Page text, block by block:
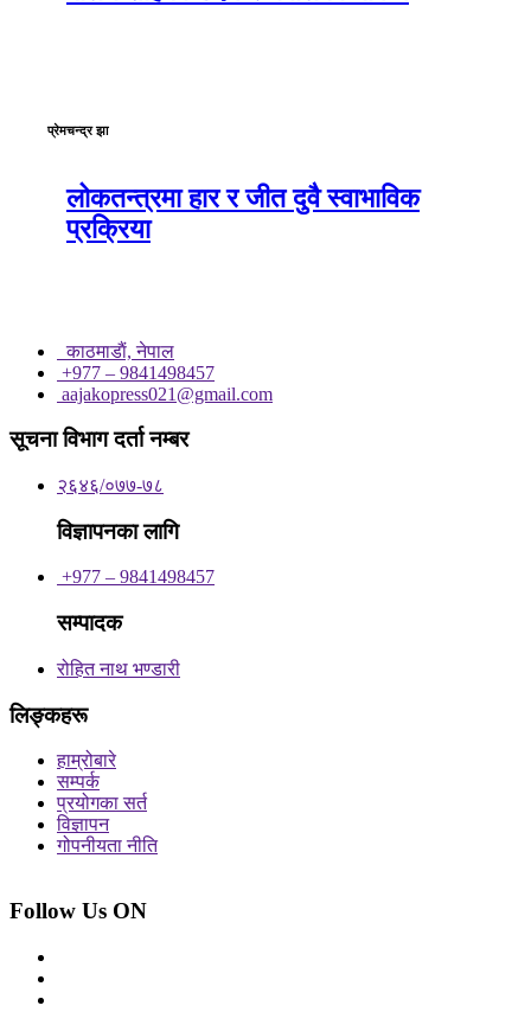
प्रेमचन्द्र झा
लोकतन्त्रमा हार र जीत दुवै स्वाभाविक
प्रक्रिया
काठमाडाैं, नेपाल
+977 – 9841498457
aajakopress021@gmail.com
सूचना विभाग दर्ता नम्बर
२६४६/०७७-७८
विज्ञापनका लागि
+977 – 9841498457
सम्पादक
रोहित नाथ भण्डारी
लिङ्कहरू
हाम्रोबारे
सम्पर्क
प्रयोगका सर्त
विज्ञापन
गोपनीयता नीति
Follow Us ON